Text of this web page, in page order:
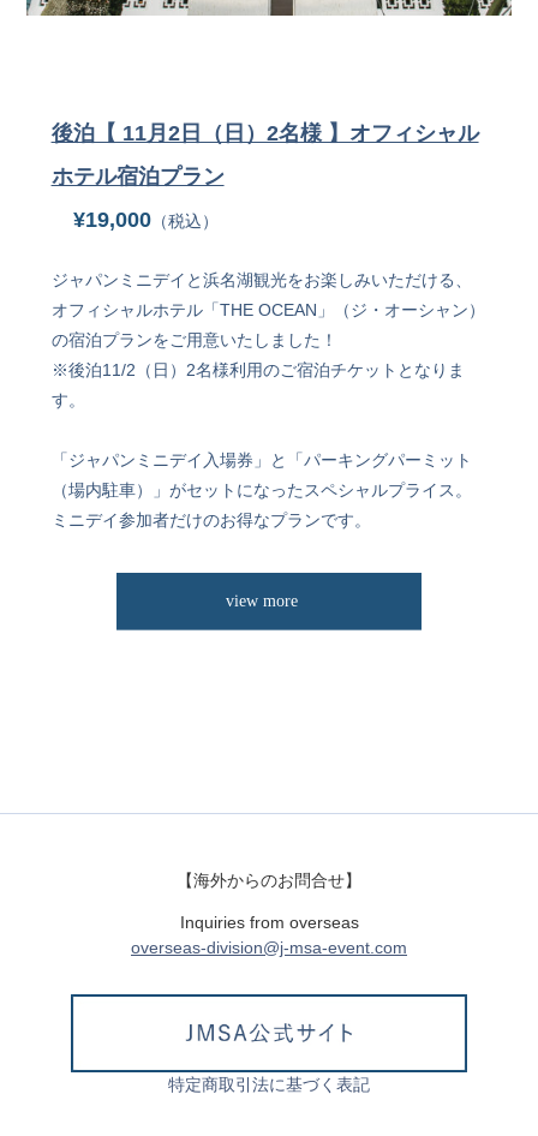
後泊【 11月2日（日）2名様 】オフィシャル
ホテル宿泊プラン
¥19,000（税込）
ジャパンミニデイと浜名湖観光をお楽しみいただける、
オフィシャルホテル「THE OCEAN」（ジ・オーシャン）
の宿泊プランをご用意いたしました！
※後泊11/2（日）2名様利用のご宿泊チケットとなりま
す。
「ジャパンミニデイ入場券」と「パーキングパーミット
（場内駐車）」がセットになったスペシャルプライス。
ミニデイ参加者だけのお得なプランです。
【海外からのお問合せ】
Inquiries from overseas
overseas-division@j-msa-event.com
特定商取引法に基づく表記